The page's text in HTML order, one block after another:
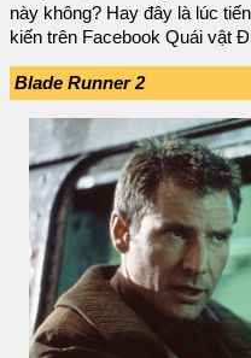
này không? Hay đây là lúc
kiến trên Facebook Quái vật
Blade Runner 2